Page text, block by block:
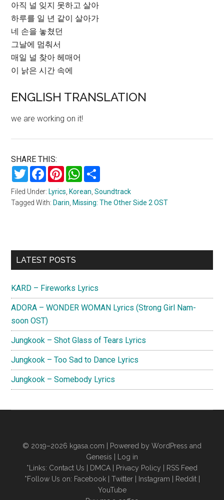
아직 널 잊지 못하고 살아
하루를 일 년 같이 살아가
네 손을 놓쳤던
그날에 멈춰서
매일 널 찾아 헤매어
이 낡은 시간 속에
ENGLISH TRANSLATION
we are working on it!
SHARE THIS:
TwitterFacebookPinterestWhatsApp
Filed Under: Lyrics Korean ,Soundtrack
Tagged With: Darin Missing: The Other Side 2 OST
Primary
LATEST POSTS
KARD – Fireworks Lyrics
ADORA – WONDER WOMAN Lyrics (Strong Girl Nam-
soon OST)
Jungkook – Shot Glass of Tears Lyrics
Jungkook – Too Sad to Dance Lyrics
Jungkook – Somebody Lyrics
© 2019–2026 kgasa.com | Powered by WordPress and
Genesis |
Log in
*Links: Contact Us DMCA Privacy Policy
RSS Feed
*Follow Us on: Facebook| Twitter| Instagram Reddit|
YouTube